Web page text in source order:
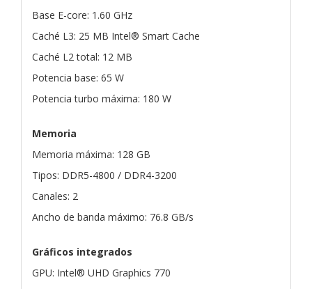
Base E-core: 1.60 GHz
Caché L3: 25 MB Intel® Smart Cache
Caché L2 total: 12 MB
Potencia base: 65 W
Potencia turbo máxima: 180 W
Memoria
Memoria máxima: 128 GB
Tipos: DDR5-4800 / DDR4-3200
Canales: 2
Ancho de banda máximo: 76.8 GB/s
Gráficos integrados
GPU: Intel® UHD Graphics 770